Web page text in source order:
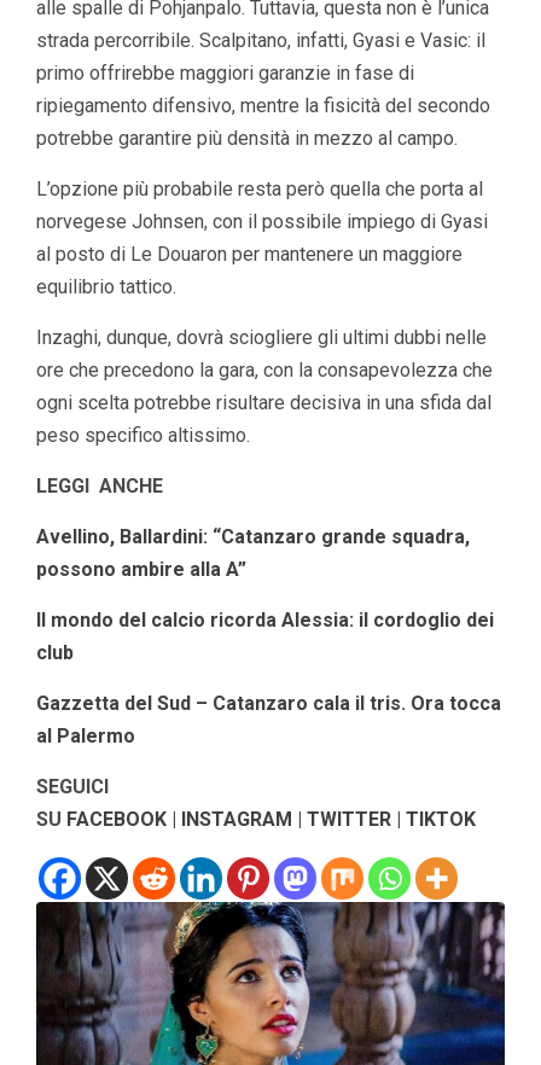
alle spalle di Pohjanpalo. Tuttavia, questa non è l’unica
strada percorribile. Scalpitano, infatti, Gyasi e Vasic: il
primo offrirebbe maggiori garanzie in fase di
ripiegamento difensivo, mentre la fisicità del secondo
potrebbe garantire più densità in mezzo al campo.
L’opzione più probabile resta però quella che porta al
norvegese Johnsen, con il possibile impiego di Gyasi
al posto di Le Douaron per mantenere un maggiore
equilibrio tattico.
Inzaghi, dunque, dovrà sciogliere gli ultimi dubbi nelle
ore che precedono la gara, con la consapevolezza che
ogni scelta potrebbe risultare decisiva in una sfida dal
peso specifico altissimo.
LEGGI ANCHE
Avellino, Ballardini: “Catanzaro grande squadra,
possono ambire alla A”
Il mondo del calcio ricorda Alessia: il cordoglio dei
club
Gazzetta del Sud – Catanzaro cala il tris. Ora tocca
al Palermo
SEGUICI
SU FACEBOOK | INSTAGRAM | TWITTER | TIKTOK